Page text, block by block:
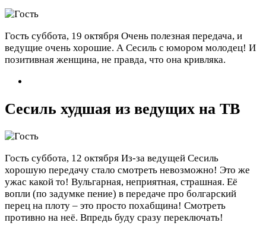
Гость суббота, 19 октября Очень полезная передача, и
ведущие очень хорошие. А Сесиль с юмором молодец! И
позитивная женщина, не правда, что она кривляка.
Сесиль худшая из ведущих на ТВ
Гость суббота, 12 октября Из-за ведущей Сесиль
хорошую передачу стало смотреть невозможно! Это же
ужас какой то! Вульгарная, неприятная, страшная. Её
вопли (по задумке пение) в передаче про болгарский
перец на плоту – это просто похабщина! Смотреть
противно на неё. Впредь буду сразу переключать!